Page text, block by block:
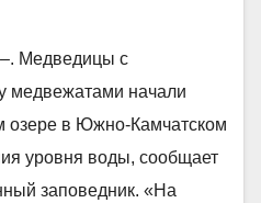
Медведицы с
медвежатами начали
озере в Южно-Камчатском
уровня воды, сообщает
заповедник. «На